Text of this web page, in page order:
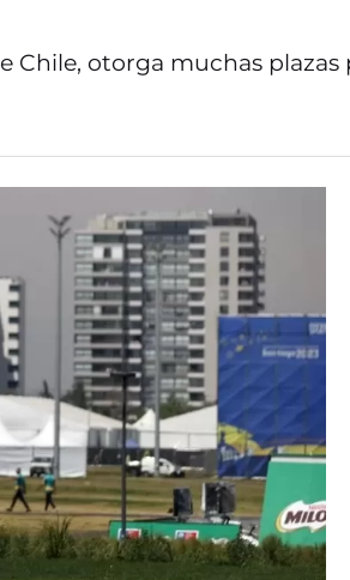
otorga muchas